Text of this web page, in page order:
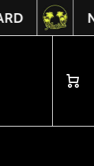
Carrito